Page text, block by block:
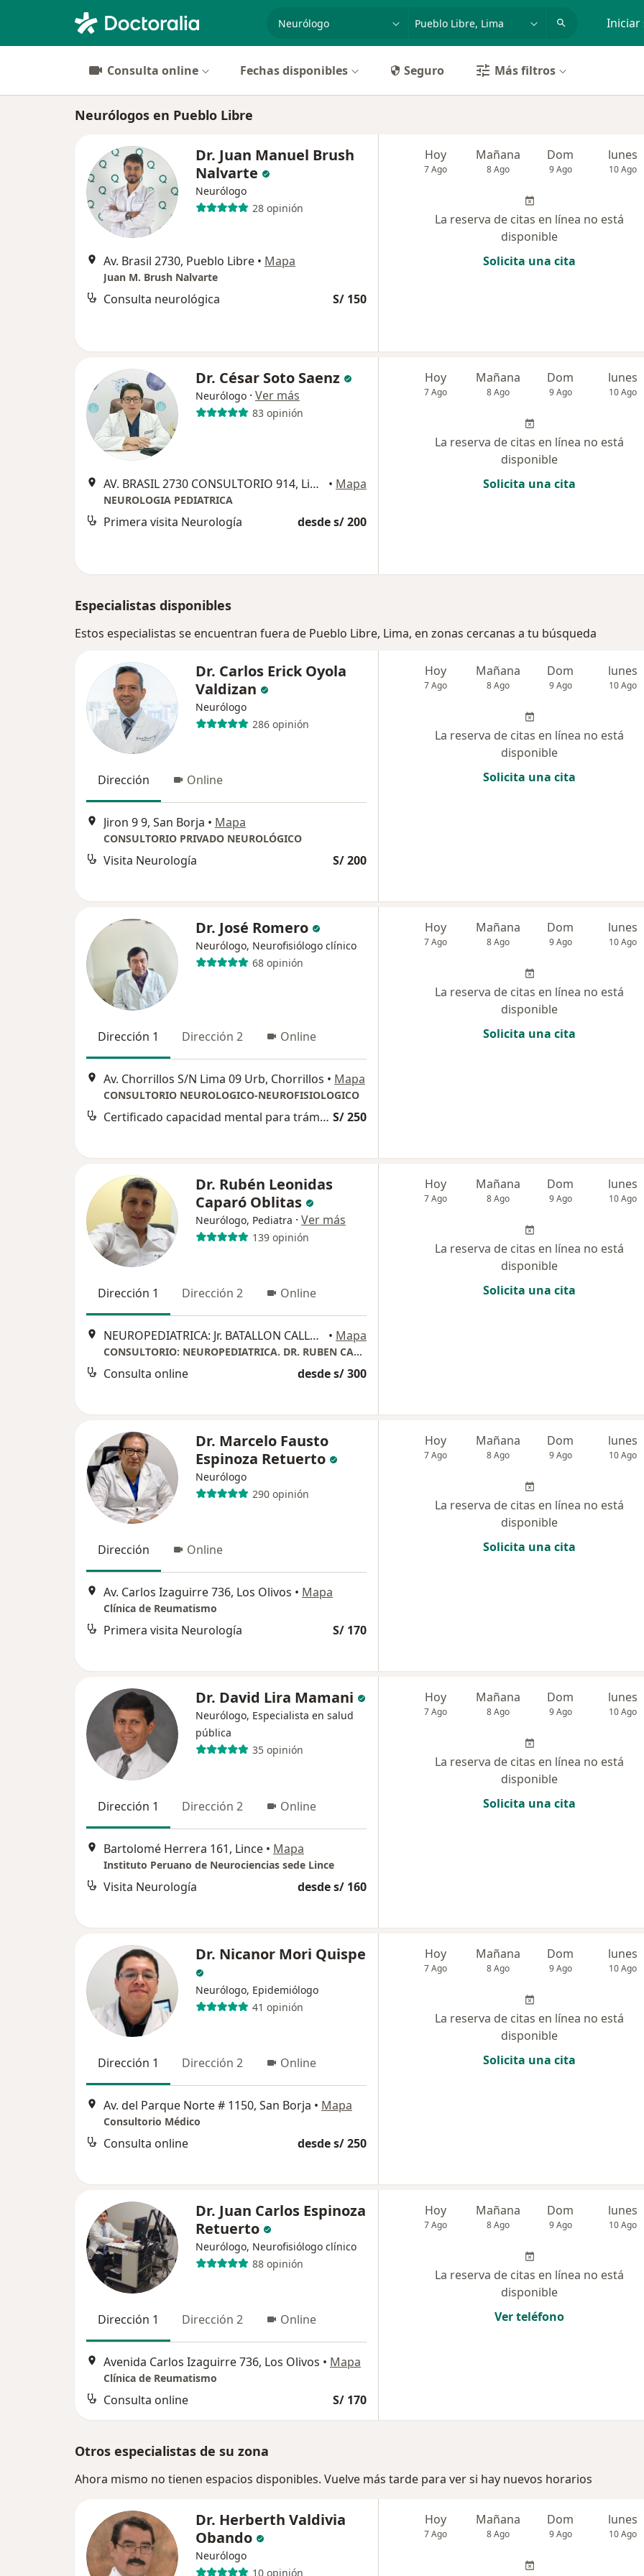
especialidad, enfermedad o nombre Iniciar
Consulta online Fechas disponibles Seguro Más filtros
Neurólogos en Pueblo Libre
Dr. Juan Manuel Brush
Nalvarte
Neurólogo
28 opinión
Av. Brasil 2730, Pueblo Libre • Mapa
Juan M. Brush Nalvarte
Consulta neurológica S/ 150
Hoy
7 Ago
Mañana
8 Ago
Dom
9 Ago
lunes
10 Ago
La reserva de citas en línea no está
disponible
Solicita una cita
Dr. César Soto Saenz
Neurólogo · Ver más
83 opinión
AV. BRASIL 2730 CONSULTORIO 914, Lima • Mapa
NEUROLOGIA PEDIATRICA
Primera visita Neurología desde s/ 200
Hoy
7 Ago
Mañana
8 Ago
Dom
9 Ago
lunes
10 Ago
La reserva de citas en línea no está
disponible
Solicita una cita
Especialistas disponibles
Estos especialistas se encuentran fuera de Pueblo Libre, Lima, en zonas cercanas a tu búsqueda
Dr. Carlos Erick Oyola
Valdizan
Neurólogo
286 opinión
Dirección Online
Jiron 9 9, San Borja • Mapa
CONSULTORIO PRIVADO NEUROLÓGICO
Visita Neurología S/ 200
Hoy
7 Ago
Mañana
8 Ago
Dom
9 Ago
lunes
10 Ago
La reserva de citas en línea no está
disponible
Solicita una cita
Dr. José Romero
Neurólogo, Neurofisiólogo clínico
68 opinión
Dirección 1 Dirección 2 Online
Av. Chorrillos S/N Lima 09 Urb, Chorrillos • Mapa
CONSULTORIO NEUROLOGICO-NEUROFISIOLOGICO
Certificado capacidad mental para trámites legales S/ 250
Hoy
7 Ago
Mañana
8 Ago
Dom
9 Ago
lunes
10 Ago
La reserva de citas en línea no está
disponible
Solicita una cita
Dr. Rubén Leonidas
Caparó Oblitas
Neurólogo, Pediatra · Ver más
139 opinión
Dirección 1 Dirección 2 Online
NEUROPEDIATRICA: Jr. BATALLON CALLAO SUR N° 169, 3ER PISO, Oficina 305. Urb. Las Gardenias Santiago de Surco ., Lima • Mapa
CONSULTORIO: NEUROPEDIATRICA. DR. RUBEN CAPARO O.
Consulta online desde s/ 300
Hoy
7 Ago
Mañana
8 Ago
Dom
9 Ago
lunes
10 Ago
La reserva de citas en línea no está
disponible
Solicita una cita
Dr. Marcelo Fausto
Espinoza Retuerto
Neurólogo
290 opinión
Dirección Online
Av. Carlos Izaguirre 736, Los Olivos • Mapa
Clínica de Reumatismo
Primera visita Neurología S/ 170
Hoy
7 Ago
Mañana
8 Ago
Dom
9 Ago
lunes
10 Ago
La reserva de citas en línea no está
disponible
Solicita una cita
Dr. David Lira Mamani
Neurólogo, Especialista en salud
pública
35 opinión
Dirección 1 Dirección 2 Online
Bartolomé Herrera 161, Lince • Mapa
Instituto Peruano de Neurociencias sede Lince
Visita Neurología desde s/ 160
Hoy
7 Ago
Mañana
8 Ago
Dom
9 Ago
lunes
10 Ago
La reserva de citas en línea no está
disponible
Solicita una cita
Dr. Nicanor Mori Quispe
Neurólogo, Epidemiólogo
41 opinión
Dirección 1 Dirección 2 Online
Av. del Parque Norte # 1150, San Borja • Mapa
Consultorio Médico
Consulta online desde s/ 250
Hoy
7 Ago
Mañana
8 Ago
Dom
9 Ago
lunes
10 Ago
La reserva de citas en línea no está
disponible
Solicita una cita
Dr. Juan Carlos Espinoza
Retuerto
Neurólogo, Neurofisiólogo clínico
88 opinión
Dirección 1 Dirección 2 Online
Avenida Carlos Izaguirre 736, Los Olivos • Mapa
Clínica de Reumatismo
Consulta online S/ 170
Hoy
7 Ago
Mañana
8 Ago
Dom
9 Ago
lunes
10 Ago
La reserva de citas en línea no está
disponible
Ver teléfono
Otros especialistas de su zona
Ahora mismo no tienen espacios disponibles. Vuelve más tarde para ver si hay nuevos horarios
Dr. Herberth Valdivia
Obando
Neurólogo
10 opinión
Hoy
7 Ago
Mañana
8 Ago
Dom
9 Ago
lunes
10 Ago